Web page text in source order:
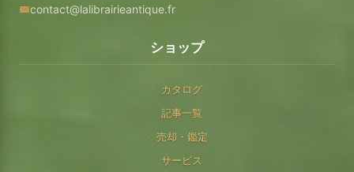
contact@lalibrairieantique.fr
ショップ
カタログ
記事一覧
売却・鑑定
サービス